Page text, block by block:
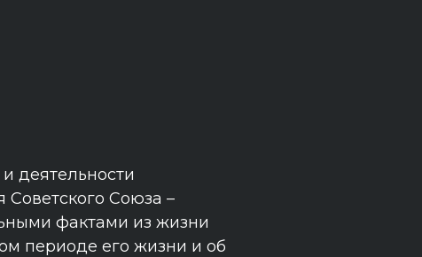
деятельности
Советского Союза –
фактами из жизни
периоде его жизни и об